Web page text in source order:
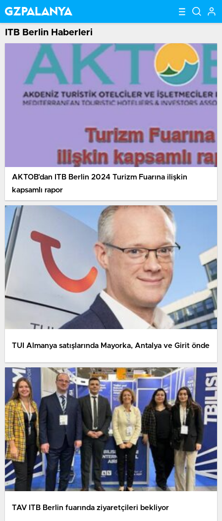
ITB Berlin Haberleri
AKTOB’dan ITB Berlin 2024 Turizm Fuarına ilişkin
kapsamlı rapor
TUI Almanya satışlarında Mayorka, Antalya ve Girit önde
TAV ITB Berlin fuarında ziyaretçileri bekliyor